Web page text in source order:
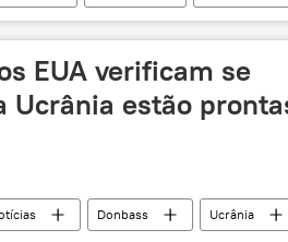
lei reintegração violência
EUA verificam se
Ucrânia estão
Donbass
Ucrânia